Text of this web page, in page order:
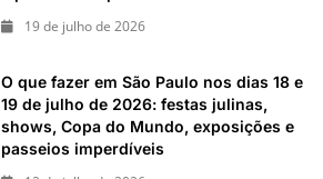
19 de julho de 2026
O que fazer em São Paulo nos dias 18 e
19 de julho de 2026: festas julinas,
shows, Copa do Mundo, exposições e
passeios imperdíveis